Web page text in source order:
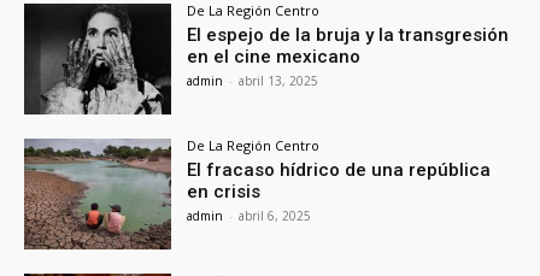
De La Región Centro
El espejo de la bruja y la transgresión
en el cine mexicano
admin - abril 13, 2025
De La Región Centro
El fracaso hídrico de una república
en crisis
admin - abril 6, 2025